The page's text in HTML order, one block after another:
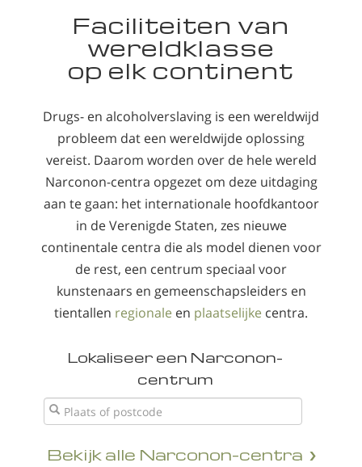
Faciliteiten van
wereldklasse
op elk continent
Drugs- en alcoholverslaving is een wereldwijd
probleem dat een wereldwijde oplossing
vereist. Daarom worden over de hele wereld
Narconon-centra opgezet om deze uitdaging
aan te gaan: het internationale hoofdkantoor
in de Verenigde Staten, zes nieuwe
continentale centra die als model dienen voor
de rest, een centrum speciaal voor
kunstenaars en gemeenschapsleiders en
tientallen regionale en plaatselijke centra.
Lokaliseer een Narconon-
centrum
Bekijk alle Narconon-centra